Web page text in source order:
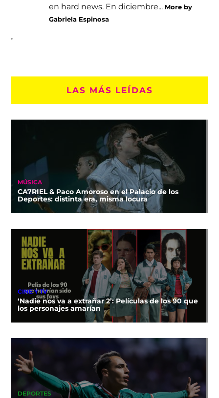
en hard news. En diciembre... More by
Gabriela Espinosa
LAS MÁS LEÍDAS
MÚSICA
CA7RIEL & Paco Amoroso en el Palacio de los
Deportes: distinta era, misma locura
CINE Y TV
‘Nadie nos va a extrañar 2’: Películas de los 90 que
los personajes amarían
DEPORTES